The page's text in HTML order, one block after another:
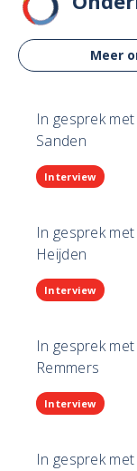
Meer
In gesprek
Sanden
Interview
In gesprek
Heijden
Interview
In gesprek
Remmers
Interview
In gesprek